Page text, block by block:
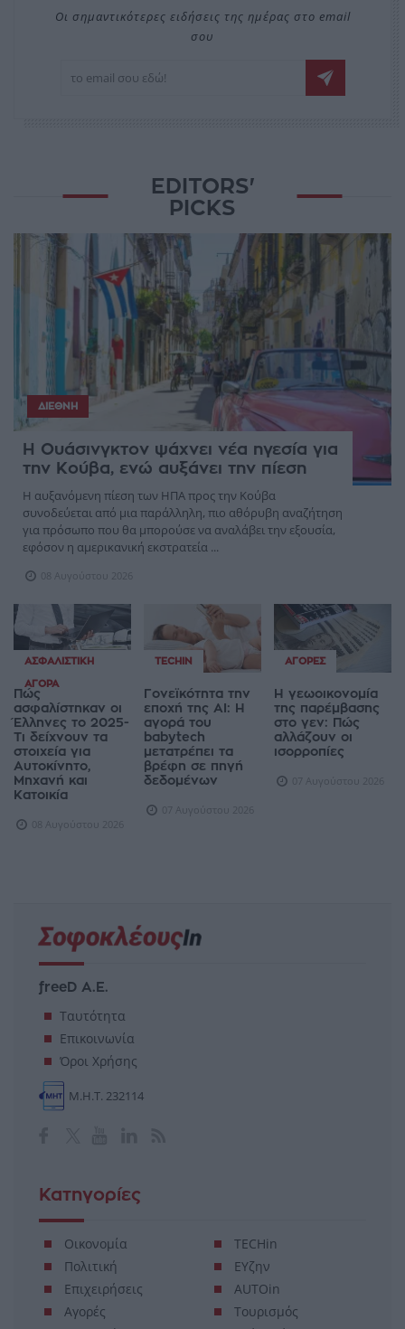
Οι σημαντικότερες ειδήσεις της ημέρας στο email
σου
EDITORS'
PICKS
ΔΙΕΘΝΉ
Η Ουάσινγκτον ψάχνει νέα ηγεσία για
την Κούβα, ενώ αυξάνει την πίεση
Η αυξανόμενη πίεση των ΗΠΑ προς την Κούβα
συνοδεύεται από μια παράλληλη, πιο αθόρυβη αναζήτηση
για πρόσωπο που θα μπορούσε να αναλάβει την εξουσία,
εφόσον η αμερικανική εκστρατεία ...
08 Αυγούστου 2026
ΑΣΦΑΛΙΣΤΙΚΉ
ΑΓΟΡΆ
Πώς
ασφαλίστηκαν οι
Έλληνες το 2025-
Τι δείχνουν τα
στοιχεία για
Αυτοκίνητο,
Μηχανή και
Κατοικία
08 Αυγούστου 2026
TECHIN
Γονεϊκότητα την
εποχή της AI: Η
αγορά του
babytech
μετατρέπει τα
βρέφη σε πηγή
δεδομένων
07 Αυγούστου 2026
ΑΓΟΡΈΣ
Η γεωοικονομία
της παρέμβασης
στο γεν: Πώς
αλλάζουν οι
ισορροπίες
07 Αυγούστου 2026